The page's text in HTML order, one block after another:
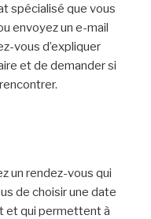
spécialisé que vous
envoyez un e-mail
vous d’expliquer
et de demander si
un rendez-vous qui
de choisir une date
et qui permettent à